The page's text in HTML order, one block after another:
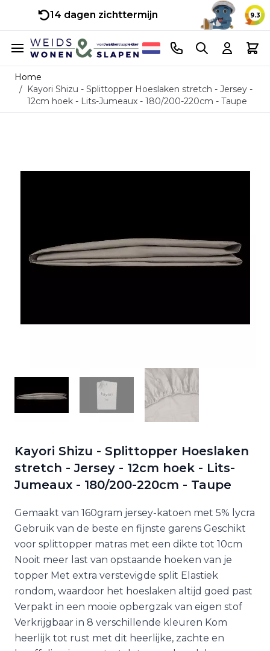
14 dagen zichttermijn 9.3
Ga naar de inhoud
Telefoonnummer
Search Cart
Home
/ Kayori Shizu - Splittopper Hoeslaken stretch - Jersey -
12cm hoek - Lits-Jumeaux - 180/200-220cm - Taupe
Kayori Shizu - Splittopper Hoeslaken
stretch - Jersey - 12cm hoek - Lits-
Jumeaux - 180/200-220cm - Taupe
Gemaakt van 160gram jersey-katoen met 5% lycra
Gebruik van de beste en fijnste garens Geschikt
voor splittopper matras met een dikte tot 10cm
Nooit meer last van opstaande hoeken van je
topper Met extra verstevigde split Elastiek
rondom, waardoor het hoeslaken altijd goed past
Verpakt in een mooie opbergzak van eigen stof
Verkrijgbaar in 8 verschillende kleuren Kom
heerlijk tot rust met dit heerlijke, zachte en